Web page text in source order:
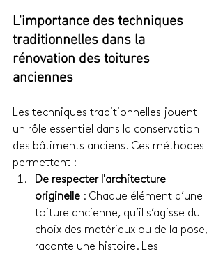
L'importance des techniques
traditionnelles dans la
rénovation des toitures
anciennes
Les techniques traditionnelles jouent
un rôle essentiel dans la conservation
des bâtiments anciens. Ces méthodes
permettent :
De respecter l'architecture
originelle : Chaque élément d’une
toiture ancienne, qu’il s’agisse du
choix des matériaux ou de la pose,
raconte une histoire. Les